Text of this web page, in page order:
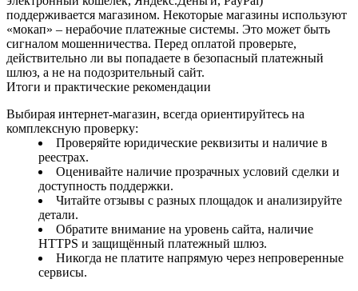
поддерживается магазином. Некоторые магазины используют
«мокап» – нерабочие платежные системы. Это может быть
сигналом мошенничества. Перед оплатой проверьте,
действительно ли вы попадаете в безопасный платежный
шлюз, а не на подозрительный сайт.
Итоги и практические рекомендации
Выбирая интернет‑магазин, всегда ориентируйтесь на
комплексную проверку:
Проверяйте юридические реквизиты и наличие в
реестрах.
Оценивайте наличие прозрачных условий сделки и
доступность поддержки.
Читайте отзывы с разных площадок и анализируйте
детали.
Обратите внимание на уровень сайта, наличие
HTTPS и защищённый платежный шлюз.
Никогда не платите напрямую через непроверенные
сервисы.